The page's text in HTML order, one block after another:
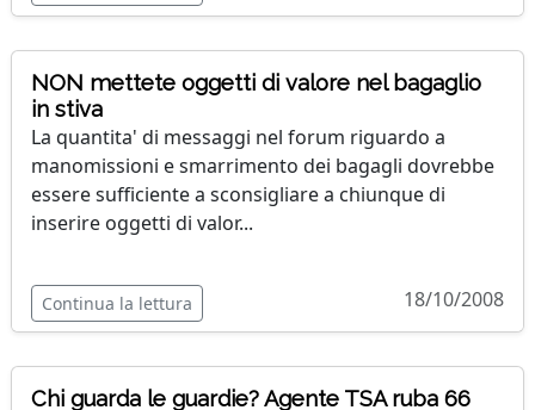
NON mettete oggetti di valore nel bagaglio
in stiva
La quantita' di messaggi nel forum riguardo a
manomissioni e smarrimento dei bagagli dovrebbe
essere sufficiente a sconsigliare a chiunque di
inserire oggetti di valor...
Continua la lettura 18/10/2008
Chi guarda le guardie? Agente TSA ruba 66